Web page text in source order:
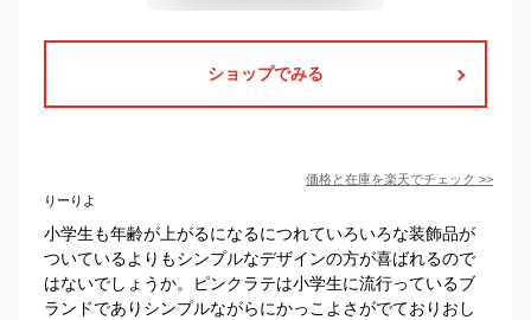
ショップでみる
価格と在庫を楽天でチェック >>
りーりよ
小学生も年齢が上がるになるにつれていろいろな装飾品が
ついているよりもシンプルなデザインの方が喜ばれるので
はないでしょうか。ピンクラテは小学生に流行っているブ
ランドでありシンプルながらにかっこよさがでておりおし